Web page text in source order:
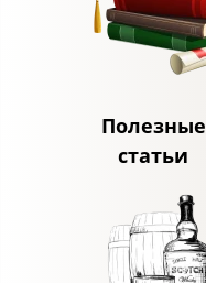
Полезные
статьи